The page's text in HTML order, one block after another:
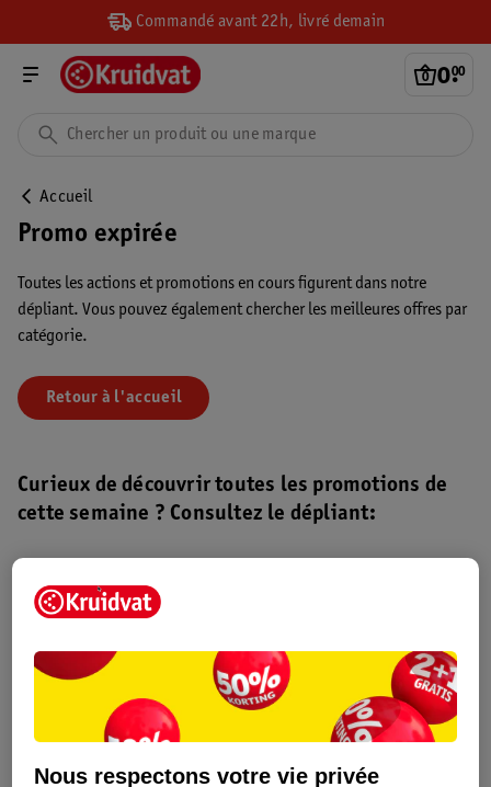
Commandé avant 22h, livré demain
0.
00
Accueil
Promo expirée
Toutes les actions et promotions en cours figurent dans notre
dépliant. Vous pouvez également chercher les meilleures offres par
catégorie.
Retour à l'accueil
Curieux de découvrir toutes les promotions de
cette semaine ? Consultez le dépliant:
Dépliant Kruidvat
Profitez-en
Nous respectons votre vie privée